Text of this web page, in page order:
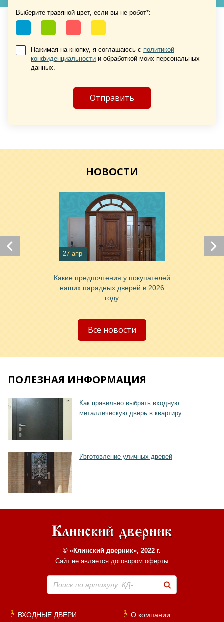
Хочу такую
Хочу такую
Выберите травяной цвет, если вы не робот*:
Нажимая на кнопку, я соглашаюсь с политикой
конфиденциальности и обработкой моих персональных
данных.
НОВОСТИ
27 апр
Какие предпочтения у покупателей
наших парадных дверей в 2026
году
Все новости
ПОЛЕЗНАЯ ИНФОРМАЦИЯ
Как правильно выбрать входную
металлическую дверь в квартиру
Изготовление уличных дверей
© «Клинский дверник», 2022 г.
Сайт не является договором оферты
Поиск по артикулу: КД-
ВХОДНЫЕ ДВЕРИ
О компании